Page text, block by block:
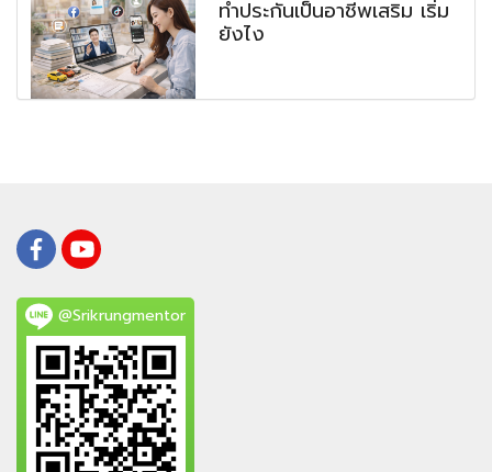
ทำประกันเป็นอาชีพเสริม เริ่ม
ยังไง
@Srikrungmentor